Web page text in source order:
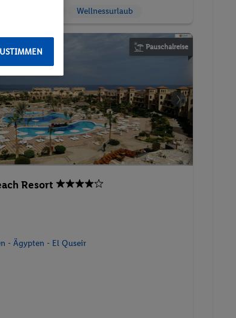
Wellnessurlaub
Pauschalreise
Resort
- Ägypten - El Quseir